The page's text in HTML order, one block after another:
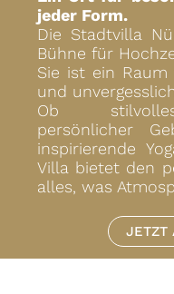
JETZT
jeder Form.
Die Stadtvilla
Bühne für
Sie ist ein
und
Ob
persönlicher
inspirierende
Villa bietet den
alles, was